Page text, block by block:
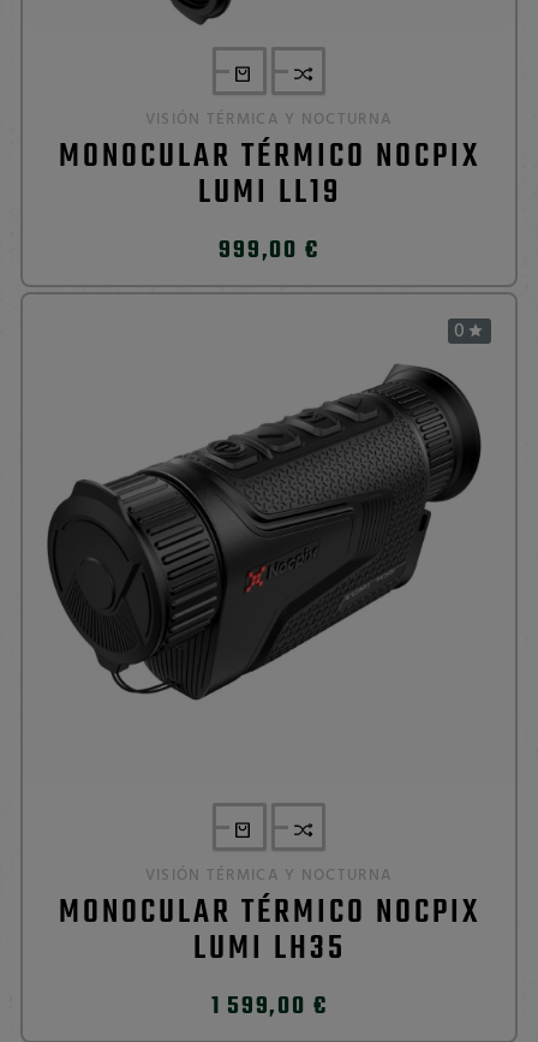
VISIÓN TÉRMICA Y NOCTURNA
MONOCULAR TÉRMICO NOCPIX
LUMI LL19
999,00 €
0 
VISIÓN TÉRMICA Y NOCTURNA
MONOCULAR TÉRMICO NOCPIX
LUMI LH35
1 599,00 €